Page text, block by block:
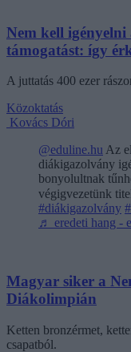
Nem kell igényelni
támogatást: így
A juttatás 400 ezer
Közoktatás
Kovács Dóri
@eduline.hu Az
diákigazolvány
bonyolultnak
végigvezetünk
#diákigazolvány
♬ eredeti hang -
Magyar siker a
Diákolimpián
Ketten bronzérmet,
csapatból.